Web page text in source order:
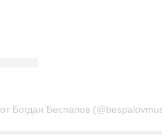
Богдан Беспалов